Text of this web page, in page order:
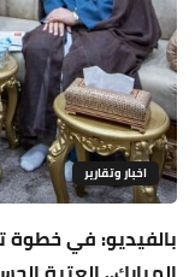
اخبار وتقارير
بالفيديو: في خطوة